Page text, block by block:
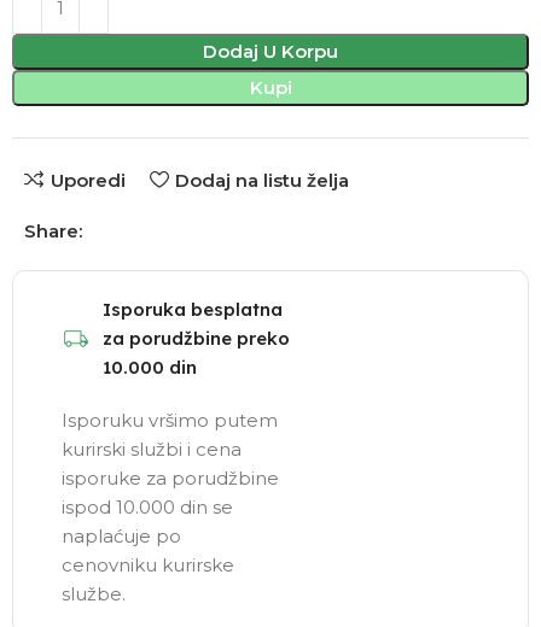
Dodaj U Korpu
Kupi
Uporedi Dodaj na listu želja
Share:
Isporuka besplatna
za porudžbine preko
10.000 din
Isporuku vršimo putem
kurirski službi i cena
isporuke za porudžbine
ispod 10.000 din se
naplaćuje po
cenovniku kurirske
službe.